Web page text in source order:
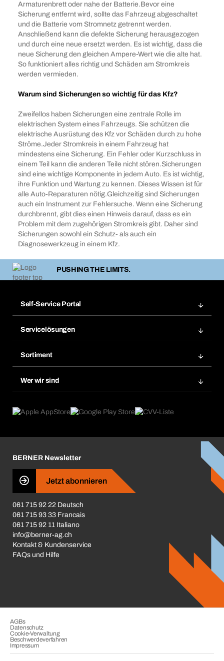
Armaturenbrett oder nahe der Batterie.Bevor eine
Sicherung entfernt wird, sollte das Fahrzeug abgeschaltet
und die Batterie vom Stromnetz getrennt werden.
Anschließend kann die defekte Sicherung herausgezogen
und durch eine neue ersetzt werden. Es ist wichtig, dass die
neue Sicherung den gleichen Ampere-Wert wie die alte hat.
So funktioniert alles richtig und Schäden am Stromkreis
werden vermieden.
Warum sind Sicherungen so wichtig für das Kfz?
Zweifellos haben Sicherungen eine zentrale Rolle im
elektrischen System eines Fahrzeugs. Sie schützen die
elektrische Ausrüstung des Kfz vor Schäden durch zu hohe
Ströme.Jeder Stromkreis in einem Fahrzeug hat
mindestens eine Sicherung. Ein Fehler oder Kurzschluss in
einem Teil kann die anderen Teile nicht stören.Sicherungen
sind eine wichtige Komponente in jedem Auto. Es ist wichtig,
ihre Funktion und Wartung zu kennen. Dieses Wissen ist für
alle Auto-Reparaturen nötig.Gleichzeitig sind Sicherungen
auch ein Instrument zur Fehlersuche. Wenn eine Sicherung
durchbrennt, gibt dies einen Hinweis darauf, dass es ein
Problem mit dem zugehörigen Stromkreis gibt. Daher sind
Sicherungen sowohl ein Schutz- als auch ein
Diagnosewerkzeug in einem Kfz.
PUSHING THE LIMITS.
Self-Service Portal
Merklisten
Nachbestellung
Dauerauftrag
Servicelösungen
Gefahrenstoffdatenbank
eProcurement
Produktfinder
Sortiment
Wer wir sind
Was uns antreibt
Business Conduct
BERNER Newsletter
Jetzt abonnieren
061 715 92 22 Deutsch
061 715 93 33 Francais
061 715 92 11 Italiano
info@berner-ag.ch
Kontakt & Kundenservice
FAQs und Hilfe
AGBs
Datenschutz
Cookie-Verwaltung
Beschwerdeverfahren
Impressum